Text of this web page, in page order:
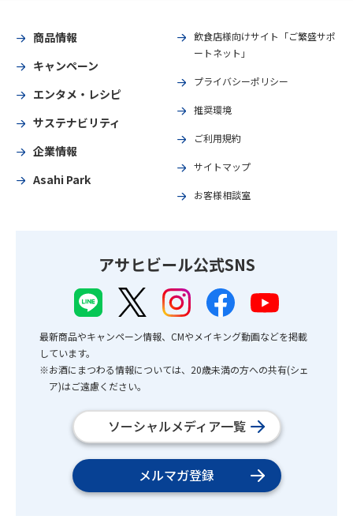
商品情報
キャンペーン
エンタメ・レシピ
サステナビリティ
企業情報
Asahi Park
飲食店様向けサイト「ご繁盛サポ
ートネット」
プライバシーポリシー
推奨環境
ご利用規約
サイトマップ
お客様相談室
アサヒビール公式SNS
最新商品やキャンペーン情報、CMやメイキング動画などを掲載
しています。
※お酒にまつわる情報については、20歳未満の方への共有(シェ
ア)はご遠慮ください。
ソーシャルメディア一覧
メルマガ登録